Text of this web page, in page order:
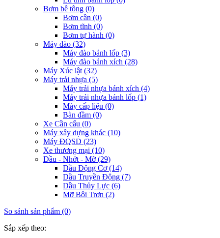
Bơm bê tông (0)
Bơm cần (0)
Bơm tĩnh (0)
Bơm tự hành (0)
Máy đào (32)
Máy đào bánh lốp (3)
Máy đào bánh xích (28)
Máy Xúc lật (32)
Máy trải nhựa (5)
Máy trải nhựa bánh xích (4)
Máy trải nhựa bánh lốp (1)
Máy cấp liệu (0)
Bàn đầm (0)
Xe Cần cẩu (0)
Máy xây dựng khác (10)
Máy ĐQSD (23)
Xe thương mại (10)
Dầu - Nhớt - Mỡ (29)
Dầu Động Cơ (14)
Dầu Truyền Động (7)
Dầu Thủy Lực (6)
Mỡ Bôi Trơn (2)
So sánh sản phẩm (0)
Sắp xếp theo: